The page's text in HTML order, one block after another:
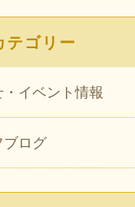
テゴリー
・イベント情報
ブログ